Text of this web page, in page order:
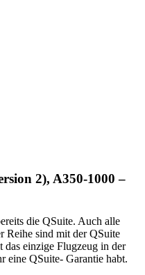
2), A350-1000 –
die QSuite. Auch alle
Reihe sind mit der QSuite
das einzige Flugzeug in der
eine QSuite- Garantie habt.